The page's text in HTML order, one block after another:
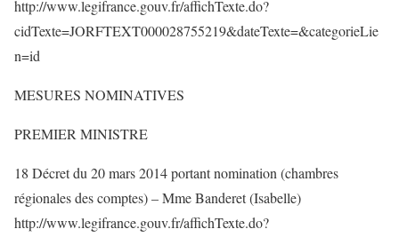
http://www.legifrance.gouv.fr/affichTexte.do?
cidTexte=JORFTEXT000028755219&dateTexte=&categorieLie
n=id
MESURES NOMINATIVES
PREMIER MINISTRE
18 Décret du 20 mars 2014 portant nomination (chambres
régionales des comptes) – Mme Banderet (Isabelle)
http://www.legifrance.gouv.fr/affichTexte.do?